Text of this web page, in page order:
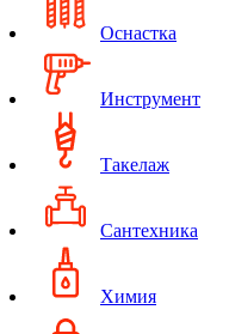
Оснастка
Инструмент
Такелаж
Сантехника
Химия